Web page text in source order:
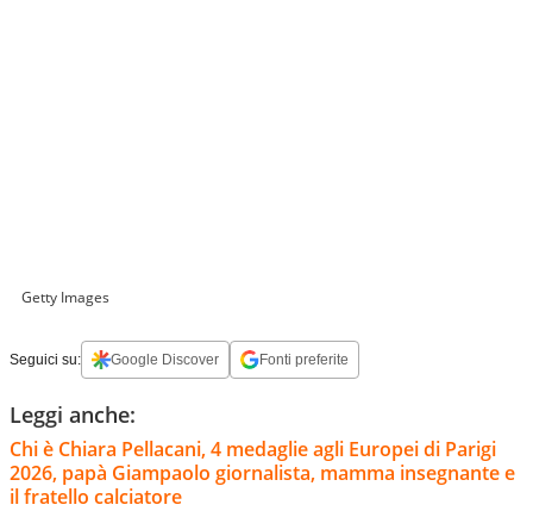
Getty Images
Seguici su: Google Discover Fonti preferite
Leggi anche:
Chi è Chiara Pellacani, 4 medaglie agli Europei di Parigi
2026, papà Giampaolo giornalista, mamma insegnante e
il fratello calciatore